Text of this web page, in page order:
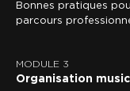
Bonnes pratiques
parcours
MODULE 3
Organisation